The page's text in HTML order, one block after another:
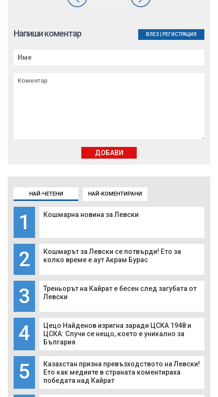
НАЙ-ЧЕТЕНИ НАЙ-КОМЕНТИРАНИ
1 Кошмарна новина за Левски
2
Кошмарът за Левски се потвърди! Ето за
колко време е аут Акрам Бурас
3
Треньорът на Кайрат е бесен след загубата от
Левски
4
Цецо Найденов изригна заради ЦСКА 1948 и
ЦСКА: Случи се нещо, което е уникално за
България
5
Казахстан призна превъзходството на Левски!
Ето как медиите в страната коментираха
победата над Кайрат
Напиши коментар ВЛЕЗ РЕГИСТРАЦИЯ
ДОБАВИ